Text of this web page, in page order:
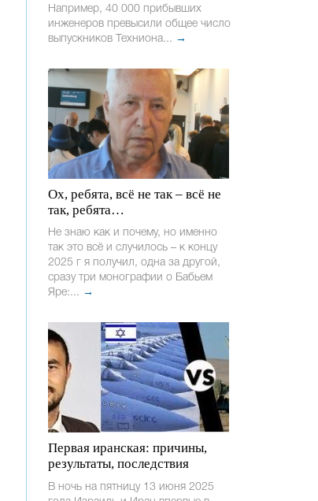
Например, 40 000 прибывших
инженеров превысили общее число
выпускников Техниона... →
Ох, ребята, всё не так – всё не
так, ребята…
Не знаю как и почему, но именно
так это всё и случилось – к концу
2025 г я получил, одна за другой,
сразу три монографии о Бабьем
Яре:... →
Первая иранская: причины,
результаты, последствия
В ночь на пятницу 13 июня 2025